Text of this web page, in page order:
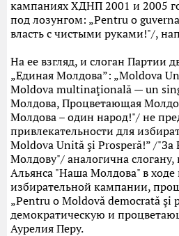
кампаниях ХДНП 2001 и 2005
под лозунгом: „Pentru o
власть с чистыми руками!"/,
На ее взгляд, и слоган Партии
„Единая Молдова”: „Moldova
Moldova multinaţională — un
Молдова, Процветающая
Молдова – один народ!"/ не
привлекательности для
Moldova Unită şi Prosperă!” /
Молдову"/ аналогична
Альянса "Наша Молдова" в
избирательной кампании,
„Pentru o Moldovă democrată şi
демократическую и
Аурелия Перу.